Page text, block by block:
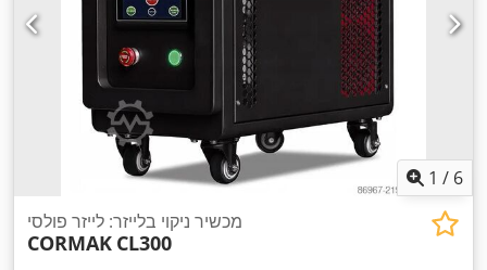
1 / 6
מכשיר ניקוי בלייזר: לייזר פולסי
CORMAK CL300